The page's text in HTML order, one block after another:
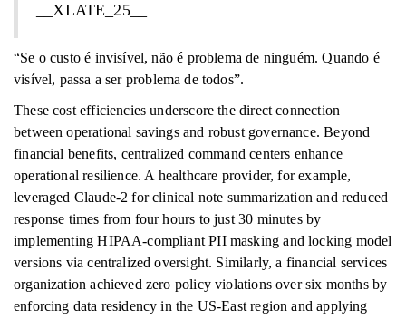
__XLATE_25__
“Se o custo é invisível, não é problema de ninguém. Quando é
visível, passa a ser problema de todos”.
These cost efficiencies underscore the direct connection
between operational savings and robust governance. Beyond
financial benefits, centralized command centers enhance
operational resilience. A healthcare provider, for example,
leveraged Claude‑2 for clinical note summarization and reduced
response times from four hours to just 30 minutes by
implementing HIPAA-compliant PII masking and locking model
versions via centralized oversight. Similarly, a financial services
organization achieved zero policy violations over six months by
enforcing data residency in the US‑East region and applying